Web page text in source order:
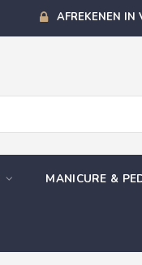
AFREKENEN IN
MANICURE &